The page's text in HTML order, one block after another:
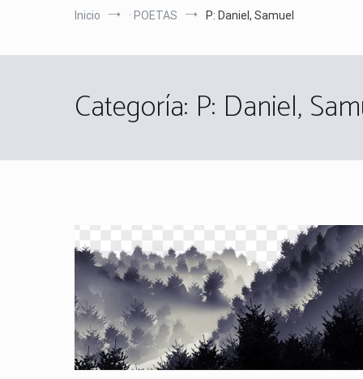
Inicio · POETAS P: Daniel, Samuel
Categoría: P: Daniel,